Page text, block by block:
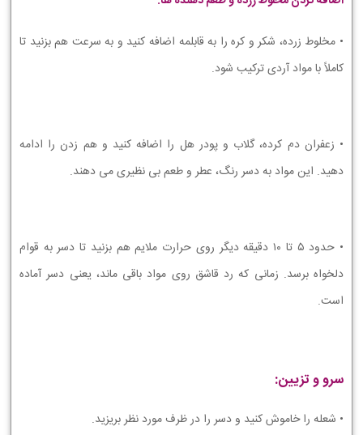
• مخلوط زرده، شکر و کره را به قابلمه اضافه کنید و به سرعت هم بزنید تا
کاملاً با مواد آردی ترکیب شود.
• زعفران دم کرده، گلاب و پودر هل را اضافه کنید و هم زدن را ادامه
دهید. این مواد به دسر رنگ، عطر و طعم بی نظیری می دهند.
• حدود ۵ تا ۱۰ دقیقه دیگر روی حرارت ملایم هم بزنید تا دسر به قوام
دلخواه برسد. زمانی که رد قاشق روی مواد باقی ماند، یعنی دسر آماده
است.
سرو و تزیین:
• شعله را خاموش کنید و دسر را در ظرف مورد نظر بریزید.